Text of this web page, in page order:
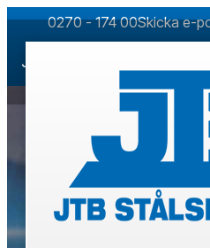
0270 - 174 00Skicka e-
JTB har en särställning